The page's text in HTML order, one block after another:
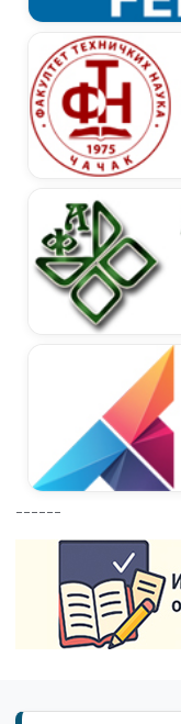
------